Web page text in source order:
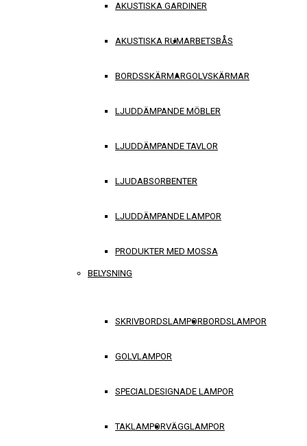
AKUSTISKA GARDINER
AKUSTISKA RUMARBETSBÅS
BORDSSKÄRMARGOLVSKÄRMAR
LJUDDÄMPANDE MÖBLER
LJUDDÄMPANDE TAVLOR
LJUDABSORBENTER
LJUDDÄMPANDE LAMPOR
PRODUKTER MED MOSSA
BELYSNING
SKRIVBORDSLAMPORBORDSLAMPOR
GOLVLAMPOR
SPECIALDESIGNADE LAMPOR
TAKLAMPORVÄGGLAMPOR